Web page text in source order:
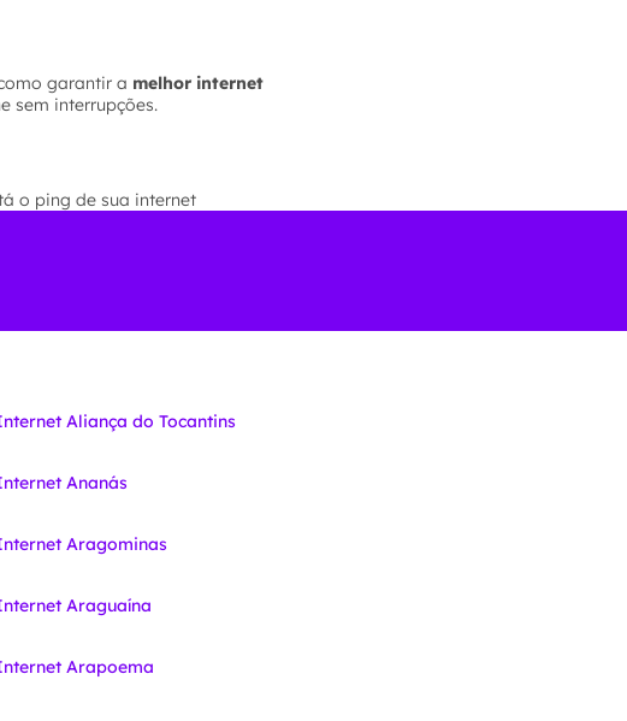
garantir a melhor internet
sem interrupções.
o ping de sua internet
Aliança do Tocantins
Ananás
Aragominas
Araguaína
Arapoema